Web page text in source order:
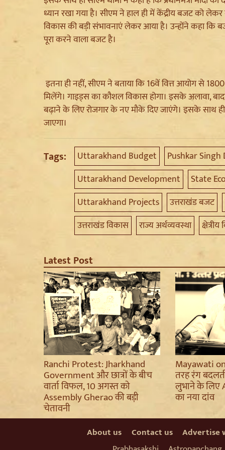
ध्यान रखा गया है। सीएम ने हाल ही में केंद्रीय बजट को
विकास की बड़ी संभावनाएं लेकर आया है। उन्होंने कहा कि
पूरा करने वाला बजट है।
इतना ही नहीं, सीएम ने बताया कि 16वें वित्त आयोग से
मिलेंगे। गाइड्स का कौशल विकास होगा। इसके अलावा,
बढ़ाने के लिए रोजगार के नए मौके दिए जाएंगे। इसके साथ
जाएगा।
Tags: Uttarakhand Budget
Pushkar Singh
Uttarakhand Development
State
Uttarakhand Projects
उत्तराखंड बजट
उत्तराखंड विकास
राज्य अर्थव्यवस्था
Latest Post
Ranchi Protest: Jharkhand
Government और छात्रों के बीच
वार्ता विफल, 10 अगस्त को
Assembly Gherao की बड़ी
चेतावनी
Mayawati
तरह रंग
लुभाने के लिए
का नया दांव
About us Contact us
Advertise